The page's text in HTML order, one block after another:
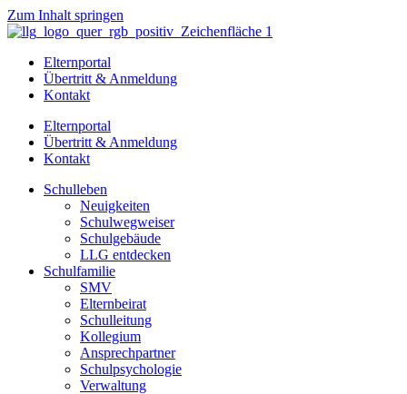
Zum Inhalt springen
Elternportal
Übertritt & Anmeldung
Kontakt
Elternportal
Übertritt & Anmeldung
Kontakt
Schulleben
Neuigkeiten
Schulwegweiser
Schulgebäude
LLG entdecken
Schulfamilie
SMV
Elternbeirat
Schulleitung
Kollegium
Ansprechpartner
Schulpsychologie
Verwaltung